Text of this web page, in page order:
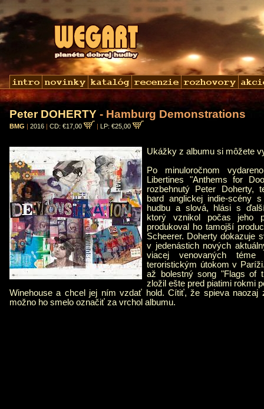
Peter DOHERTY - Hamburg Demonstrations
BMG | 2016 | CD: €17,00 | LP: €25,00
Ukážky z albumu si môžete
Po minuloročnom
Libertines "Anthems for
rozbehnutý Peter Doherty,
bard anglickej indie-scény
hudbu a slová, hlási s
ktorý vznikol počas jeho
produkoval ho tamojší
Scheerer. Doherty dokazuje
v jedenástich nových
viacej venovaných
teroristickým útokom v
až bolestný song "Flags of
zložil ešte pred piatimi rokmi
Winehouse a chcel jej ním vzdať hold. Cítiť, že spieva naozaj
možno ho smelo označiť za vrchol albumu.